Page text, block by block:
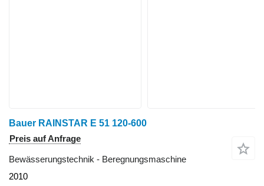
Bauer RAINSTAR E 51 120-600
Preis auf Anfrage
Bewässerungstechnik - Beregnungsmaschine
2010